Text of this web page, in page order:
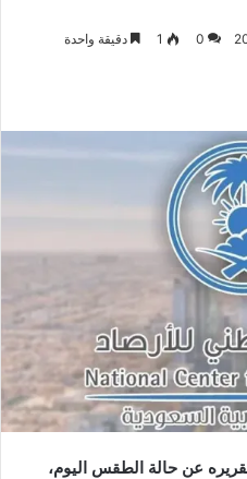
0
1 دقيقة واحدة
عن حالة الطقس اليوم،